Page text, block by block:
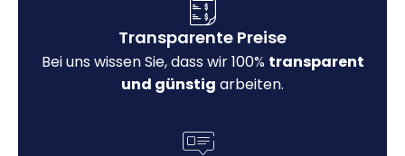
Transparente Preise
Bei uns wissen Sie, dass wir 100% transparent
und günstig arbeiten.